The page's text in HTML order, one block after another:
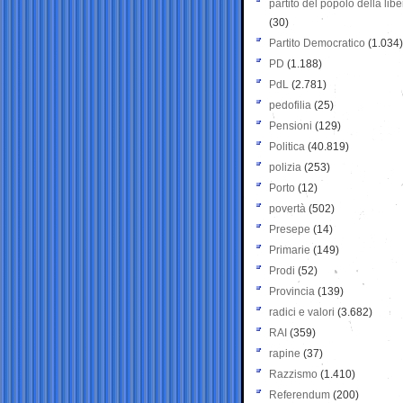
partito del popolo della
(30)
Partito Democratico (1.034)
PD (1.188)
PdL (2.781)
pedofilia (25)
Pensioni (129)
Politica (40.819)
polizia (253)
Porto (12)
povertà (502)
Presepe (14)
Primarie (149)
Prodi (52)
Provincia (139)
radici e valori (3.682)
RAI (359)
rapine (37)
Razzismo (1.410)
Referendum (200)